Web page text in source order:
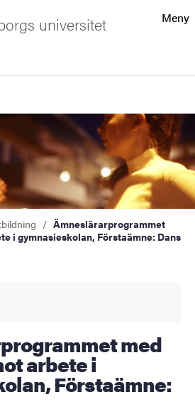
Meny
universitet
Ämneslärarprogrammet
i gymnasieskolan, Förstaämne: Dans
arbete i
Förstaämne: